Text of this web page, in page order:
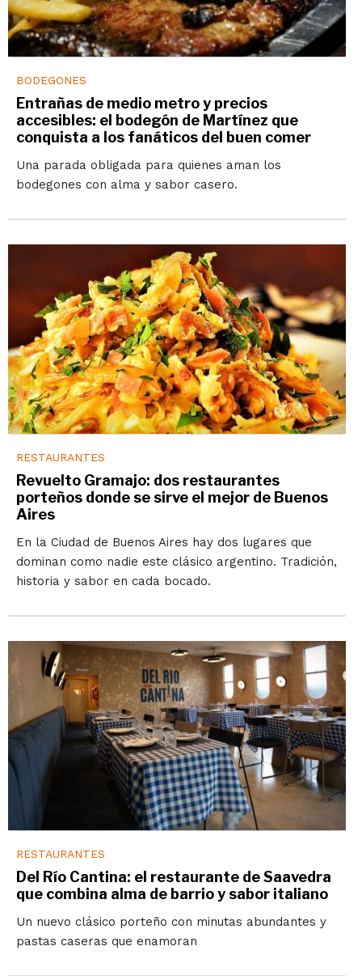
BODEGONES
Entrañas de medio metro y precios
accesibles: el bodegón de Martínez que
conquista a los fanáticos del buen comer
Una parada obligada para quienes aman los
bodegones con alma y sabor casero.
RESTAURANTES
Revuelto Gramajo: dos restaurantes
porteños donde se sirve el mejor de Buenos
Aires
En la Ciudad de Buenos Aires hay dos lugares que
dominan como nadie este clásico argentino. Tradición,
historia y sabor en cada bocado.
RESTAURANTES
Del Río Cantina: el restaurante de Saavedra
que combina alma de barrio y sabor italiano
Un nuevo clásico porteño con minutas abundantes y
pastas caseras que enamoran